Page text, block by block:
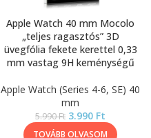
Apple Watch 40 mm Mocolo
„teljes ragasztós” 3D
üvegfólia fekete kerettel 0,33
mm vastag 9H keménységű
Apple Watch (Series 4-6, SE) 40
mm
5.990Ft 3.990 Ft
TOVÁBB OLVASOM